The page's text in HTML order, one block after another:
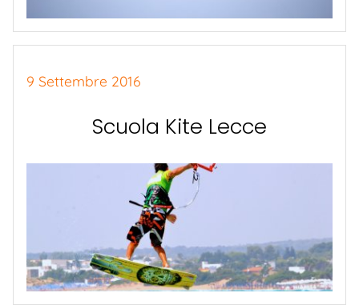
9 Settembre 2016
Scuola Kite Lecce